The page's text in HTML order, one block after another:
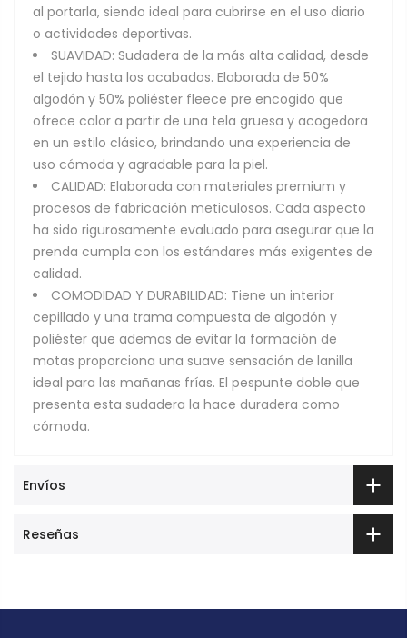
al portarla, siendo ideal para cubrirse en el uso diario
o actividades deportivas.
SUAVIDAD: Sudadera de la más alta calidad, desde
el tejido hasta los acabados. Elaborada de 50%
algodón y 50% poliéster fleece pre encogido que
ofrece calor a partir de una tela gruesa y acogedora
en un estilo clásico, brindando una experiencia de
uso cómoda y agradable para la piel.
CALIDAD: Elaborada con materiales premium y
procesos de fabricación meticulosos. Cada aspecto
ha sido rigurosamente evaluado para asegurar que la
prenda cumpla con los estándares más exigentes de
calidad.
COMODIDAD Y DURABILIDAD: Tiene un interior
cepillado y una trama compuesta de algodón y
poliéster que ademas de evitar la formación de
motas proporciona una suave sensación de lanilla
ideal para las mañanas frías. El pespunte doble que
presenta esta sudadera la hace duradera como
cómoda.
Envíos
Reseñas